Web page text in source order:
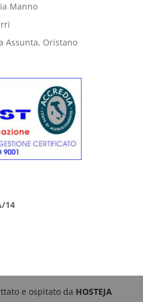
Manno
Assunta, Oristano
14
e ospitato da HOSTEJA